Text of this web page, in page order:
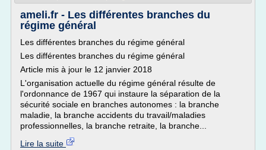
ameli.fr - Les différentes branches du
régime général
Les différentes branches du régime général
Les différentes branches du régime général
Article mis à jour le 12 janvier 2018
L'organisation actuelle du régime général résulte de
l'ordonnance de 1967 qui instaure la séparation de la
sécurité sociale en branches autonomes : la branche
maladie, la branche accidents du travail/maladies
professionnelles, la branche retraite, la branche...
Lire la suite